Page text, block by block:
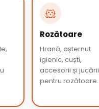
🐹
Rozătoare
Hrană, așternut
igienic, cuști,
accesorii și jucării
pentru rozătoare.